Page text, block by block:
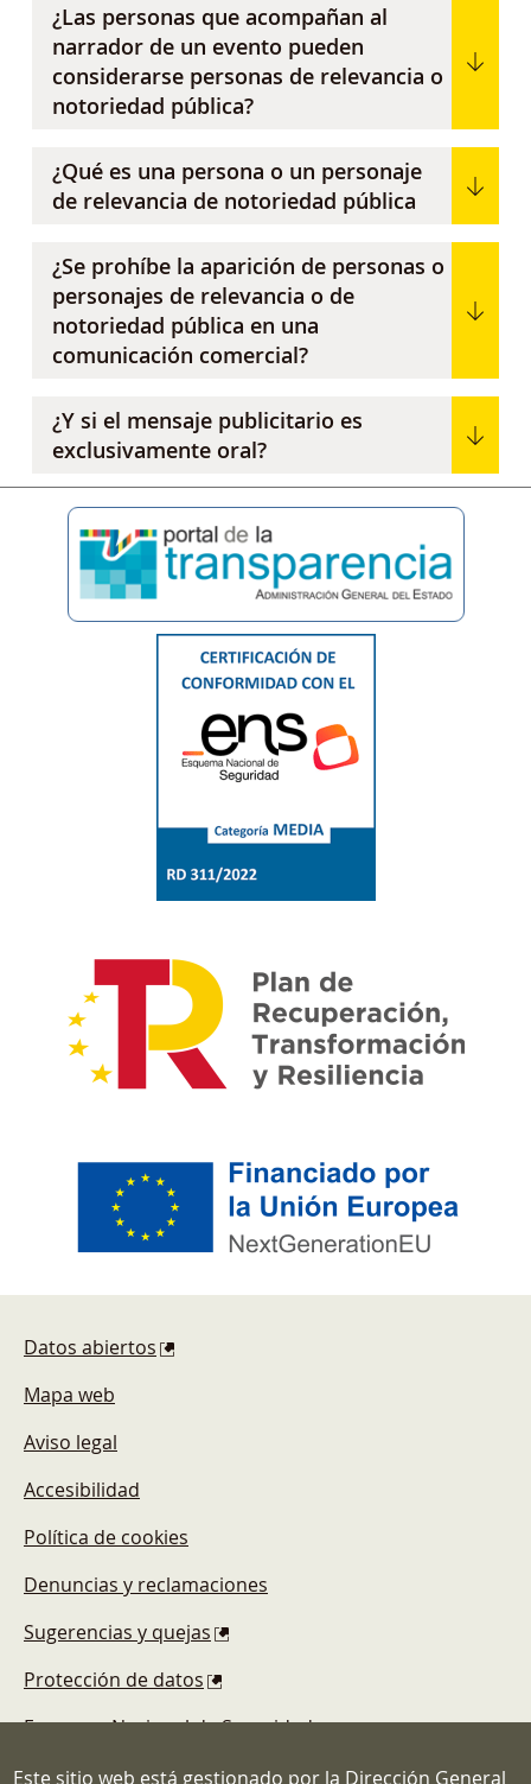
¿Las personas que acompañan al
narrador de un evento pueden
considerarse personas de relevancia o
notoriedad pública?
¿Qué es una persona o un personaje
de relevancia de notoriedad pública
¿Se prohíbe la aparición de personas o
personajes de relevancia o de
notoriedad pública en una
comunicación comercial?
¿Y si el mensaje publicitario es
exclusivamente oral?
Datos abiertos
Mapa web
Aviso legal
Accesibilidad
Política de cookies
Denuncias y reclamaciones
Sugerencias y quejas
Protección de datos
Esquema Nacional de Seguridad
Este sitio web está gestionado por la Dirección General